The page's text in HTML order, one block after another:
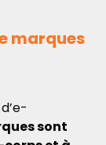
marques
sont